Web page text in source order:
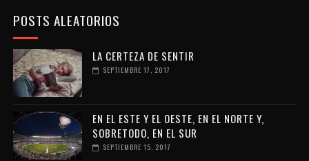
POSTS ALEATORIOS
LA CERTEZA DE SENTIR
SEPTIEMBRE 17, 2017
EN EL ESTE Y EL OESTE, EN EL NORTE Y,
SOBRETODO, EN EL SUR
SEPTIEMBRE 15, 2017